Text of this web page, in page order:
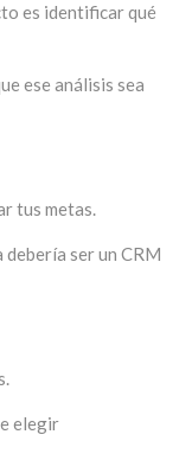
es identificar qué
ese análisis sea
tus metas.
ser un CRM
elegir